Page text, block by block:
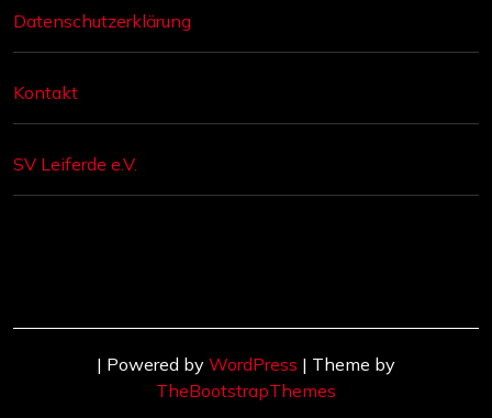
Datenschutzerklärung
Kontakt
SV Leiferde e.V.
| Powered by WordPress | Theme by
TheBootstrapThemes